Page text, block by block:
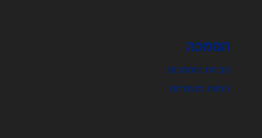
הסמכה
חברות מוסמכות
הגשת מועמדות